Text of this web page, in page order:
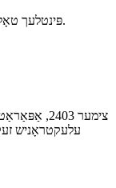
פּינטלעך טאָלעראַנץ און דימענשאַנאַל אַקיעראַסי.
עלעקטראָניש